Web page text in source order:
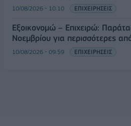
10/08/2026 - 10:10 ΕΠΙΧΕΙΡΗΣΕΙΣ
Εξοικονομώ – Επιχειρώ:
Νοεμβρίου για περισσότερες
10/08/2026 - 09:59 ΕΠΙΧΕΙΡΗΣΕΙΣ